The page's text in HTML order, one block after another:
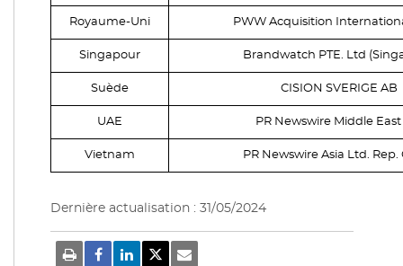
Royaume-Uni PWW Acquisition
Singapour Brandwatch PTE. Ltd
Suède CISION SVERIGE AB
UAE PR Newswire Middle
Vietnam PR Newswire Asia Ltd. Rep.
Dernière actualisation : 31/05/2024